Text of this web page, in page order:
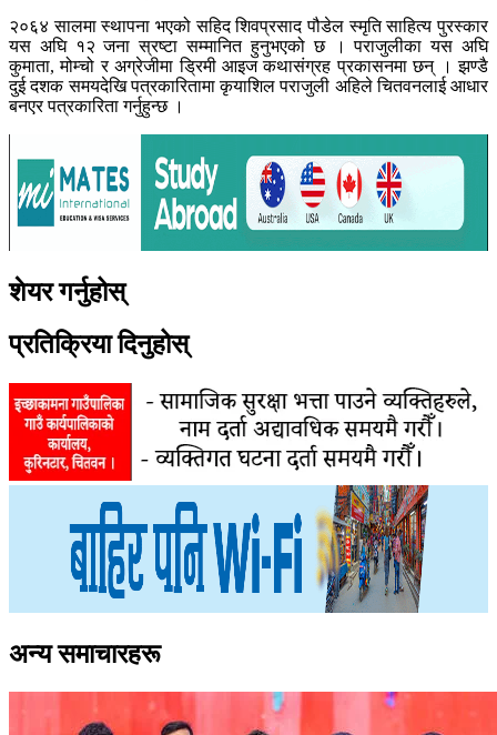
२०६४ सालमा स्थापना भएको सहिद शिवप्रसाद पौडेल स्मृति साहित्य पुरस्कार
यस अघि १२ जना स्रष्टा सम्मानित हुनुभएको छ । पराजुलीका यस अघि
कुमाता, मोम्चो र अग्रेजीमा ड्रिमी आइज कथासंग्रह प्रकासनमा छन् । झण्डै
दुई दशक समयदेखि पत्रकारितामा कृयाशिल पराजुली अहिले चितवनलाई आधार
बनएर पत्रकारिता गर्नुहुन्छ ।
शेयर गर्नुहोस्
प्रतिक्रिया दिनुहोस्
अन्य समाचारहरू